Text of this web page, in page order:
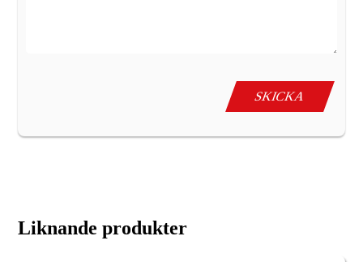
Liknande produkter